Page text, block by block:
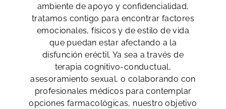
ambiente de apoyo y confidencialidad,
tratamos contigo para encontrar factores
emocionales, físicos y de estilo de vida
que puedan estar afectando a la
disfunción eréctil. Ya sea a través de
terapia cognitivo-conductual,
asesoramiento sexual, o colaborando con
profesionales médicos para contemplar
opciones farmacológicas, nuestro objetivo